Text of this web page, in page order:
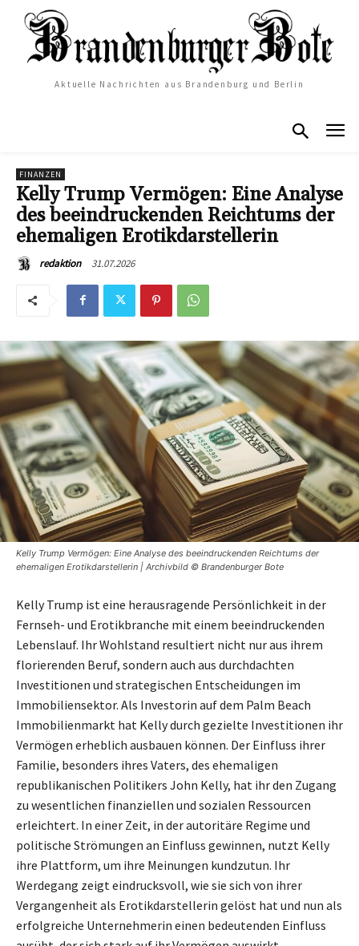
Aktuelle Nachrichten aus Brandenburg und Berlin
FINANZEN
Kelly Trump Vermögen: Eine Analyse
des beeindruckenden Reichtums der
ehemaligen Erotikdarstellerin
redaktion 31.07.2026
Kelly Trump Vermögen: Eine Analyse des beeindruckenden Reichtums der
ehemaligen Erotikdarstellerin | Archivbild © Brandenburger Bote
Kelly Trump ist eine herausragende Persönlichkeit in der
Fernseh- und Erotikbranche mit einem beeindruckenden
Lebenslauf. Ihr Wohlstand resultiert nicht nur aus ihrem
florierenden Beruf, sondern auch aus durchdachten
Investitionen und strategischen Entscheidungen im
Immobiliensektor. Als Investorin auf dem Palm Beach
Immobilienmarkt hat Kelly durch gezielte Investitionen ihr
Vermögen erheblich ausbauen können. Der Einfluss ihrer
Familie, besonders ihres Vaters, des ehemaligen
republikanischen Politikers John Kelly, hat ihr den Zugang
zu wesentlichen finanziellen und sozialen Ressourcen
erleichtert. In einer Zeit, in der autoritäre Regime und
politische Strömungen an Einfluss gewinnen, nutzt Kelly
ihre Plattform, um ihre Meinungen kundzutun. Ihr
Werdegang zeigt eindrucksvoll, wie sie sich von ihrer
Vergangenheit als Erotikdarstellerin gelöst hat und nun als
erfolgreiche Unternehmerin einen bedeutenden Einfluss